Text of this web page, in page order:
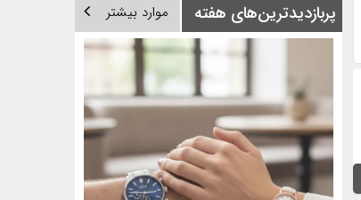
پربازدیدترین‌های هفته موارد بیشتر